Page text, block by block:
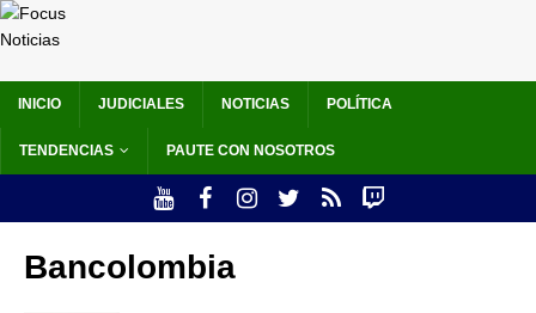
INICIO JUDICIALES NOTICIAS POLÍTICA
TENDENCIAS PAUTE CON NOSOTROS
Bancolombia